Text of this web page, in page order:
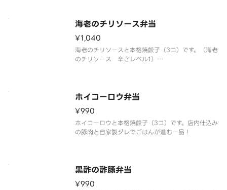
海老のチリソース弁当
¥1,040
海老のチリソースと本格焼餃子（3コ）です。（海老
のチリソース 辛さレベル1）
ホイコーロウ弁当
¥990
ホイコーロウと本格焼餃子（3コ）です。店内仕込み
の豚肉と自家製ダレでごはんが進む一品！
黒酢の酢豚弁当
¥990